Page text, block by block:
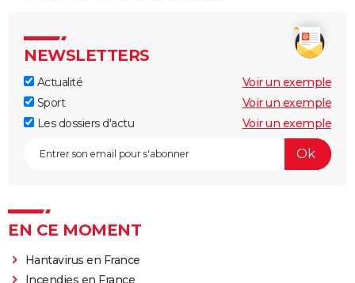
NEWSLETTERS
Actualité
Voir un exemple
Sport
Voir un exemple
Les dossiers d'actu
Voir un exemple
EN CE MOMENT
Hantavirus en France
Incendies en France